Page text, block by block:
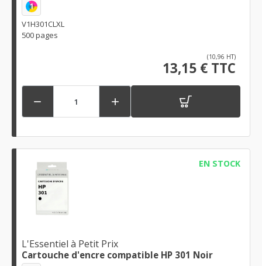
1
V1H301CLXL
500 pages
(10,96 HT)
13,15 € TTC
 
EN STOCK
L'Essentiel à Petit Prix
Cartouche d'encre compatible HP 301 Noir